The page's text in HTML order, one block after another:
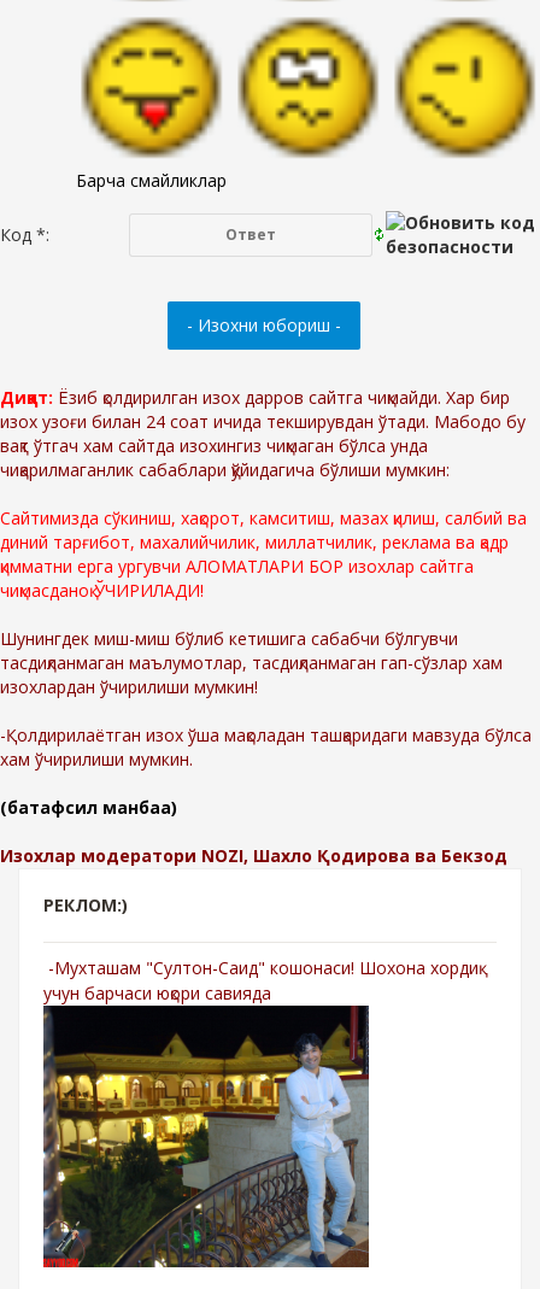
Барча смайликлар
Код *:
Диққат: Ёзиб қолдирилган изох дарров сайтга чиқмайди. Хар бир
изох узоғи билан 24 соат ичида текширувдан ўтади. Мабодо бу
вақт ўтгач хам сайтда изохингиз чиқмаган бўлса унда
чиқарилмаганлик сабаблари қўйидагича бўлиши мумкин:
Сайтимизда сўкиниш, хақорот, камситиш, мазах қилиш, салбий ва
диний тарғибот, махалийчилик, миллатчилик, реклама ва қадр
қимматни ерга ургувчи АЛОМАТЛАРИ БОР изохлар сайтга
чиқмасданоқ ЎЧИРИЛАДИ!
Шунингдек миш-миш бўлиб кетишига сабабчи бўлгувчи
тасдиқланмаган маълумотлар, тасдиқланмаган гап-сўзлар хам
изохлардан ўчирилиши мумкин!
-Қолдирилаётган изох ўша мақоладан ташқаридаги мавзуда бўлса
хам ўчирилиши мумкин.
(батафсил манбаа)
Изохлар модератори NOZI, Шахло Қодирова ва Бекзод
РЕКЛОМ:)
-Мухташам "Султон-Саид" кошонаси! Шохона хордиқ
учун барчаси юқори савияда